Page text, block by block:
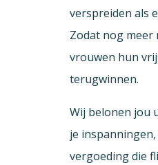
verspreiden als
Zodat nog meer
vrouwen hun
terugwinnen.
Wij belonen jou
je
vergoeding die